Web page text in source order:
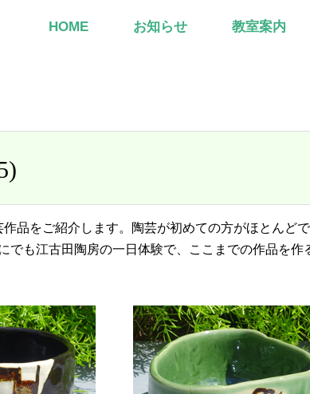
HOME お知らせ 教室案内
品をご紹介します。陶芸が初めての方がほとんど
でも江古田陶房の一日体験で、ここまでの作品を作